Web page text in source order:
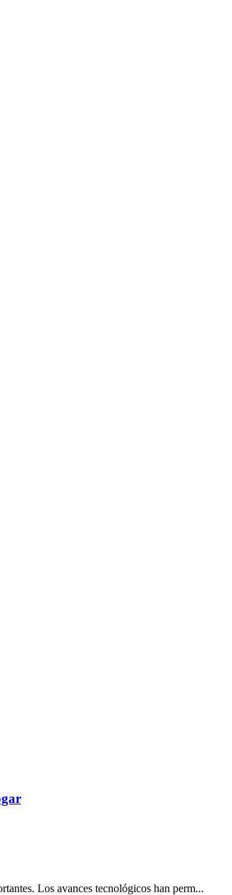
Los avances tecnológicos han perm...